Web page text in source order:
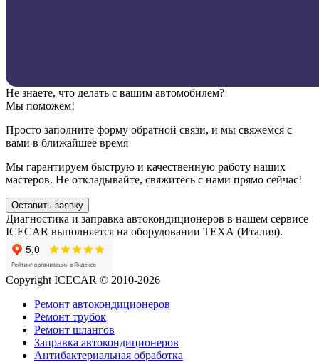
Не знаете, что делать с вашим автомобилем?
Мы поможем!
Просто заполните форму обратной связи, и мы свяжемся с
вами в ближайшее время
Мы гарантируем быструю и качественную работу наших
мастеров. Не откладывайте, свяжитесь с нами прямо сейчас!
Оставить заявку
Диагностика и заправка автокондиционеров в нашем сервисе
ICECAR выполняется на оборудовании ТЕХА (Италия).
Copyright ICECAR © 2010-2026
Ремонт автокондиционеров
Ремонт трубок
Ремонт шлангов
Заправка автокондиционеров
Антибактериальная обработка